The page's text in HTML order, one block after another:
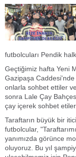
futbolcuları Pendik
Geçtiğimiz hafta Yeni
Gazipaşa
onlarla sohbet ettiler
sonra Lale Çay
çay içerek sohbet etiler.
Taraftarın büyük bir
futbolcular,
yanımızda görünce
oluyoruz. Bu yıl